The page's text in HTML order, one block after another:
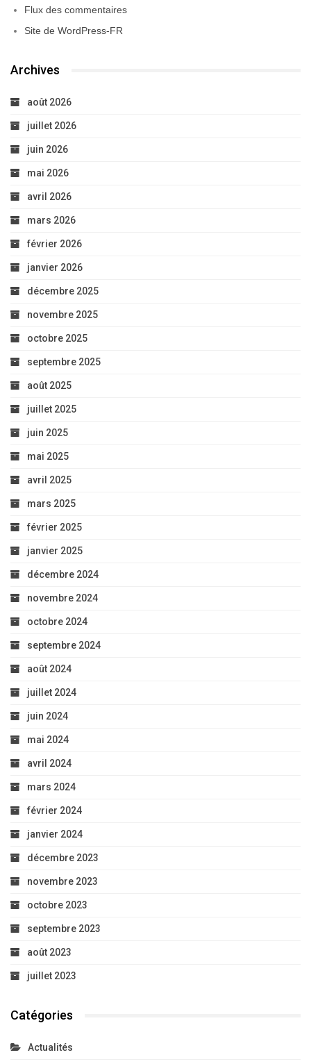
Flux des commentaires
Site de WordPress-FR
Archives
août 2026
juillet 2026
juin 2026
mai 2026
avril 2026
mars 2026
février 2026
janvier 2026
décembre 2025
novembre 2025
octobre 2025
septembre 2025
août 2025
juillet 2025
juin 2025
mai 2025
avril 2025
mars 2025
février 2025
janvier 2025
décembre 2024
novembre 2024
octobre 2024
septembre 2024
août 2024
juillet 2024
juin 2024
mai 2024
avril 2024
mars 2024
février 2024
janvier 2024
décembre 2023
novembre 2023
octobre 2023
septembre 2023
août 2023
juillet 2023
Catégories
Actualités